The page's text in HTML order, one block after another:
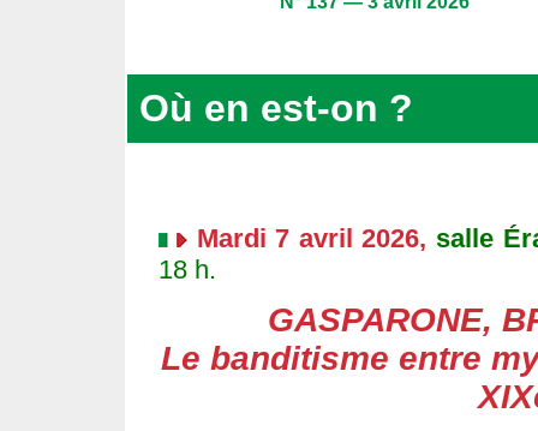
Où en est-on ?
Mardi 7 avril 2026, salle
18 h.
GASPARONE,
Le banditisme entre